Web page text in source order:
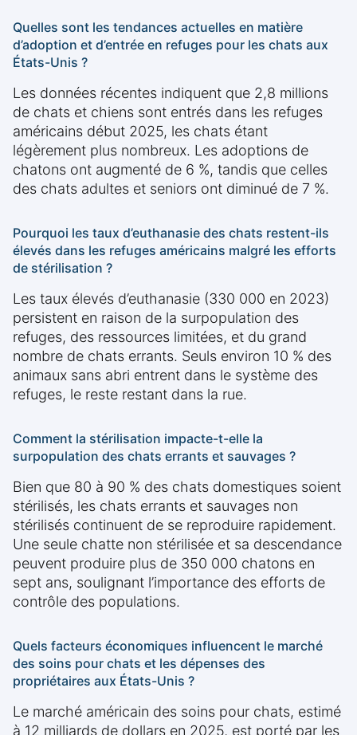
Quelles sont les tendances actuelles en matière
d’adoption et d’entrée en refuges pour les chats aux
États-Unis ?
Les données récentes indiquent que 2,8 millions
de chats et chiens sont entrés dans les refuges
américains début 2025, les chats étant
légèrement plus nombreux. Les adoptions de
chatons ont augmenté de 6 %, tandis que celles
des chats adultes et seniors ont diminué de 7 %.
Pourquoi les taux d’euthanasie des chats restent-ils
élevés dans les refuges américains malgré les efforts
de stérilisation ?
Les taux élevés d’euthanasie (330 000 en 2023)
persistent en raison de la surpopulation des
refuges, des ressources limitées, et du grand
nombre de chats errants. Seuls environ 10 % des
animaux sans abri entrent dans le système des
refuges, le reste restant dans la rue.
Comment la stérilisation impacte-t-elle la
surpopulation des chats errants et sauvages ?
Bien que 80 à 90 % des chats domestiques soient
stérilisés, les chats errants et sauvages non
stérilisés continuent de se reproduire rapidement.
Une seule chatte non stérilisée et sa descendance
peuvent produire plus de 350 000 chatons en
sept ans, soulignant l’importance des efforts de
contrôle des populations.
Quels facteurs économiques influencent le marché
des soins pour chats et les dépenses des
propriétaires aux États-Unis ?
Le marché américain des soins pour chats, estimé
à 12 milliards de dollars en 2025, est porté par les